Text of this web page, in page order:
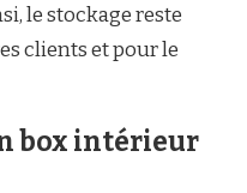
le stockage reste
clients et pour le
box intérieur